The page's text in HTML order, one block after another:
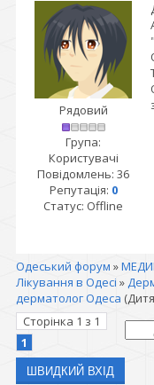
Рядовий
Група:
Користувачі
Повідомлень: 36
Репутація: 0
Статус: Offline
Одеський форум »
Лікування в Одесі »
дерматолог Одеса
Сторінка 1 з 1
1